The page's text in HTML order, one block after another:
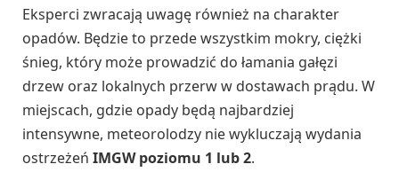
Eksperci zwracają uwagę również na charakter
opadów. Będzie to przede wszystkim mokry, ciężki
śnieg, który może prowadzić do łamania gałęzi
drzew oraz lokalnych przerw w dostawach prądu. W
miejscach, gdzie opady będą najbardziej
intensywne, meteorolodzy nie wykluczają wydania
ostrzeżeń IMGW poziomu 1 lub 2.